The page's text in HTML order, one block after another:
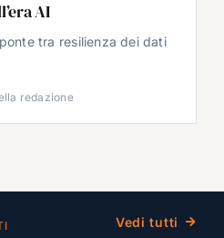
AI
tra resilienza dei dati
redazione
Vedi tutti